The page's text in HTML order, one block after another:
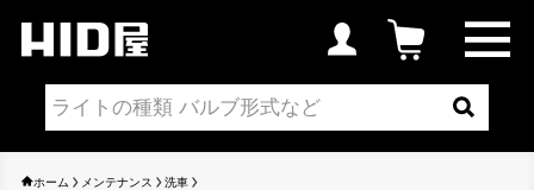
ホーム メンテナンス 洗車